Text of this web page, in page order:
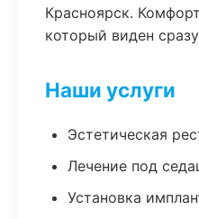
Красноярск.
который виден
Наши услуги
Эстетическая
Лечение под
Установка